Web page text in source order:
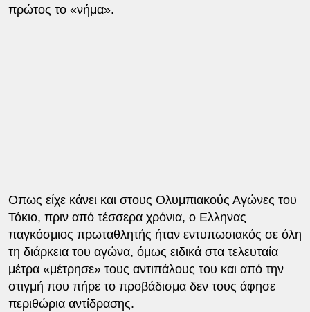
πρώτος το «νήμα».
Οπως είχε κάνει και στους Ολυμπιακούς Αγώνες του
Τόκιο, πριν από τέσσερα χρόνια, ο Ελληνας
παγκόσμιος πρωταθλητής ήταν εντυπωσιακός σε όλη
τη διάρκεια του αγώνα, όμως ειδικά στα τελευταία
μέτρα «μέτρησε» τους αντιπάλους του και από την
στιγμή που πήρε το προβάδισμα δεν τους άφησε
περιθώρια αντίδρασης.